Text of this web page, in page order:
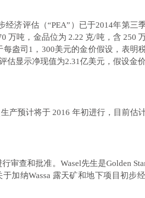
济评估（“PEA”）已于2014年第三
万吨，金品位为 2.22 克/吨，含 250
盎司1，300美元的金价假设，表明
估显示净现值为2.31亿美元，假设金
产预计将于 2016 年初进行，目前估
审查和批准。Wasel先生是Golden
加纳Wassa 露天矿和地下项目初步